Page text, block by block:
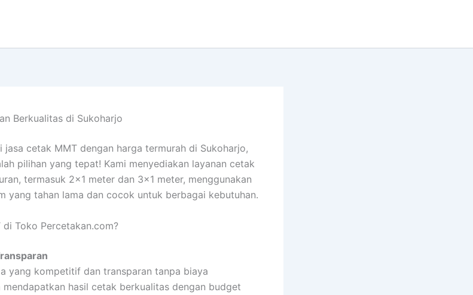
Berkualitas di Sukoharjo
jasa cetak MMT dengan harga termurah di Sukoharjo,
pilihan yang tepat! Kami menyediakan layanan cetak
termasuk 2×1 meter dan 3×1 meter, menggunakan
yang tahan lama dan cocok untuk berbagai kebutuhan.
di Toko Percetakan.com?
yang kompetitif dan transparan tanpa biaya
hasil cetak berkualitas dengan budget